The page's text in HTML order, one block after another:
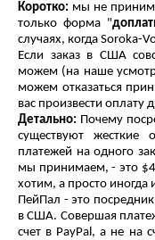
Коротко: мы не
только форма "
случаях, когда Soroka-
Если заказ в США
можем (на наше
можем отказаться
вас произвести оплату
Детально: Почему
существуют жесткие
платежей на одного
мы принимаем, - это
хотим, а просто иногда
ПейПал - это
в США. Совершая
счет в PayPal, а не на